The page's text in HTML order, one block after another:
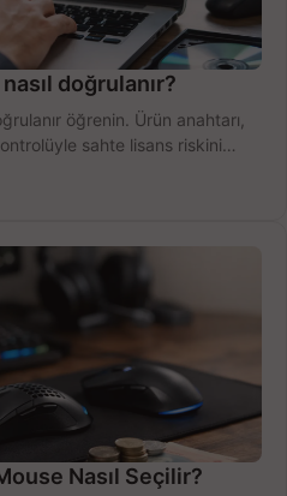
doğrulanır?
öğrenin. Ürün anahtarı,
sahte lisans riskini
Nasıl Seçilir?